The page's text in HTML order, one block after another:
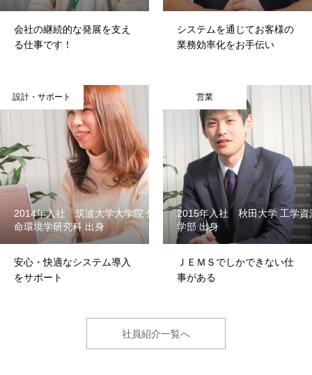
会社の継続的な発展を支え
る仕事です！
システムを通じてお客様の
業務効率化をお手伝い
設計・サポート
2014年入社 筑波大学大学院 生
命環境学研究科 出身
安心・快適なシステム導入
をサポート
営業
2015年入社 秋田大学 工学資
学部 出身
ＪＥＭＳでしかできない仕
事がある
社員紹介一覧へ